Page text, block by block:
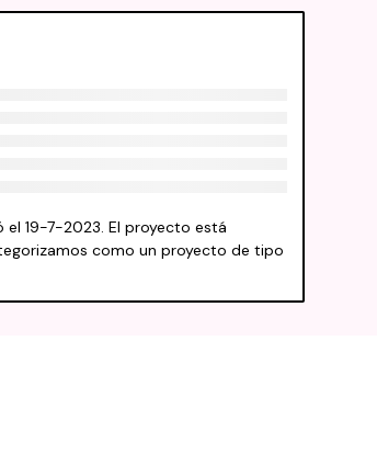
el 19-7-2023. El proyecto está
como un proyecto de tipo